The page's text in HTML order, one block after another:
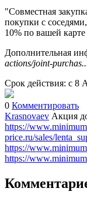
"Совместная
покупки с
10% по вашей
Дополнительная
actions/joint-
Срок действия: с 8
0 Комментировать
Krasnovaev Акция
https://
price.ru/sales/
https://
https://